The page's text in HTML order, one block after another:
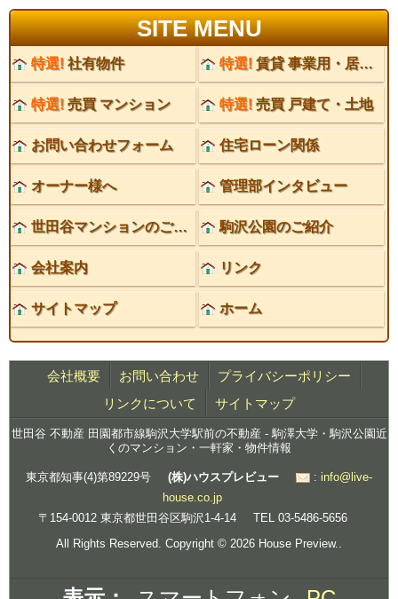
SITE MENU
特選! 社有物件 特選!賃貸 事業用・居住用
特選! 売買 マンション 特選!売買 戸建て・土地
お問い合わせフォーム 住宅ローン関係
オーナー様へ 管理部インタビュー
世田谷マンションのご紹介 駒沢公園のご紹介
会社案内 リンク
サイトマップ ホーム
会社概要 お問い合わせ
プライバシーポリシー
リンクについて
サイトマップ
世田谷 不動産 田園都市線駒沢大学駅前の不動産 - 駒澤大学・駒沢公園近
くのマンション・一軒家・物件情報
東京都知事(4)第89229号 (株)ハウスプレビュー : info@live-
house.co.jp
〒154-0012 東京都世田谷区駒沢1-4-14
TEL 03-5486-5656
All Rights Reserved. Copyright © 2026 House Preview..